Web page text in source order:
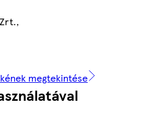
megtekintése